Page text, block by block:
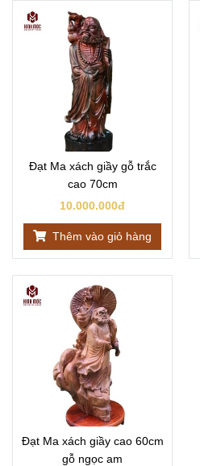
Đạt Ma xách giầy gỗ trắc
cao 70cm
10.000.000đ
Thêm vào giỏ hàng
Đạt Ma xách giầy cao 60cm
gỗ ngọc am